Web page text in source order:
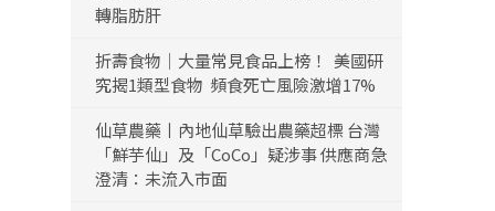
轉脂肪肝
折壽食物｜大量常見食品上榜！ 美國研
究揭1類型食物 頻食死亡風險激增17%
仙草農藥丨內地仙草驗出農藥超標 台灣
「鮮芋仙」及「CoCo」疑涉事 供應商急
澄清：未流入市面